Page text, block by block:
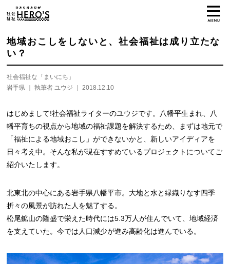
地域おこしをしないと、社会福祉は成り立たな
い？
社会福祉な「まいにち」
岩手県
執筆者 ユウジ 2018.12.10
はじめまして!社会福祉ライターのユウジです。八幡平生まれ、八
幡平育ちの視点から地域の福祉課題を解決するため、まずは地元で
「福祉による地域おこし」ができないかと、新しいアイディアを
日々考え中。そんな私が現在すすめているプロジェクトについてご
紹介いたします。
北東北の中心にある岩手県八幡平市。大地と水と緑織りなす四季
折々の風景が訪れた人を魅了する。
松尾鉱山の隆盛で栄えた時代には5.3万人が住んでいて、地域経済
を支えていた。今では人口減少が進み高齢化は進んでいる。